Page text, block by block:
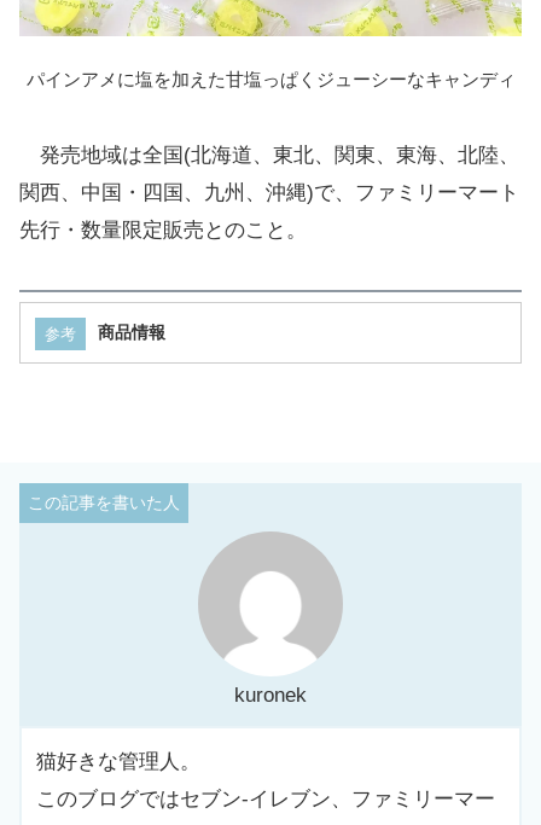
ており、昨年 2025年に続いて今年も登場。シークレッ
パインアメに塩を加えた甘塩っぱくジューシーなキャンディ
関西、中国・四国、九州、沖縄)で、ファミリーマート
先行・数量限定販売とのこと。